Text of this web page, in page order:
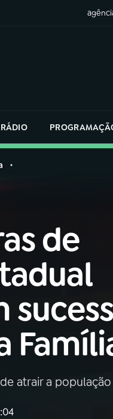
de
atrair a população